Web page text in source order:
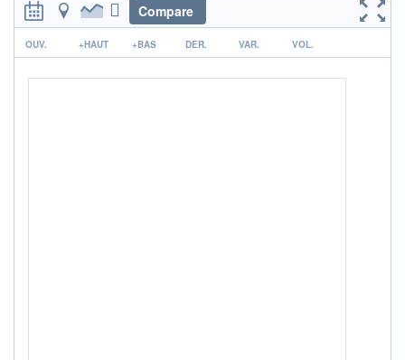
ÉLIGIBILITÉ
PEA PEA-PME BOURSOVIE LUX
BOURSOVIE
CTO BUSINESS
Compare
r
OUV. +HAUT +BAS DER. VAR. VOL.